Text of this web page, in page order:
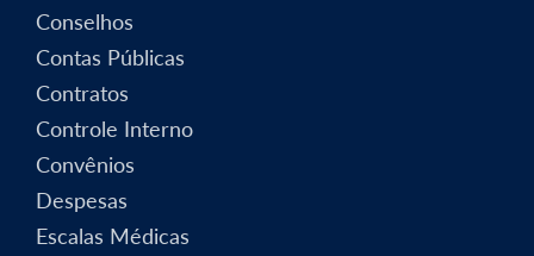
Conselhos
Contas Públicas
Contratos
Controle Interno
Convênios
Despesas
Escalas Médicas